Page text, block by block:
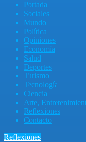
Portada
Sociales
Mundo
Política
Opiniones
Economía
Salud
Deportes
Turismo
Tecnología
Ciencia
Arte,
Reflexiones
Contacto
Reflexiones